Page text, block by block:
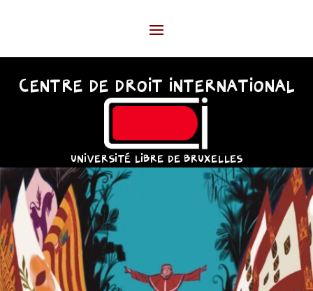
CENTRE DE DROIT INTERNATIONAL
UNIVERSITÉ LIBRE DE BRUXELLES